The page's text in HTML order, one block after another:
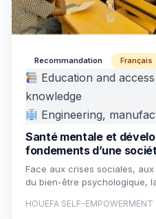
Recommandation Français
Education and
knowledge
Engineering,
Santé mentale et
fondements d’une
Face aux crises sociales,
du bien-être psychologique,
HOUEFA SELF-EMPOWERMENT